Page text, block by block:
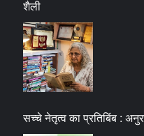
शैली
सच्चे नेतृत्व का प्रतिबिंब :